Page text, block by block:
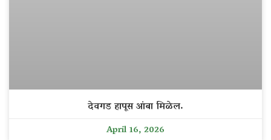
देवगड हापूस आंबा मिळेल.
April 16, 2026